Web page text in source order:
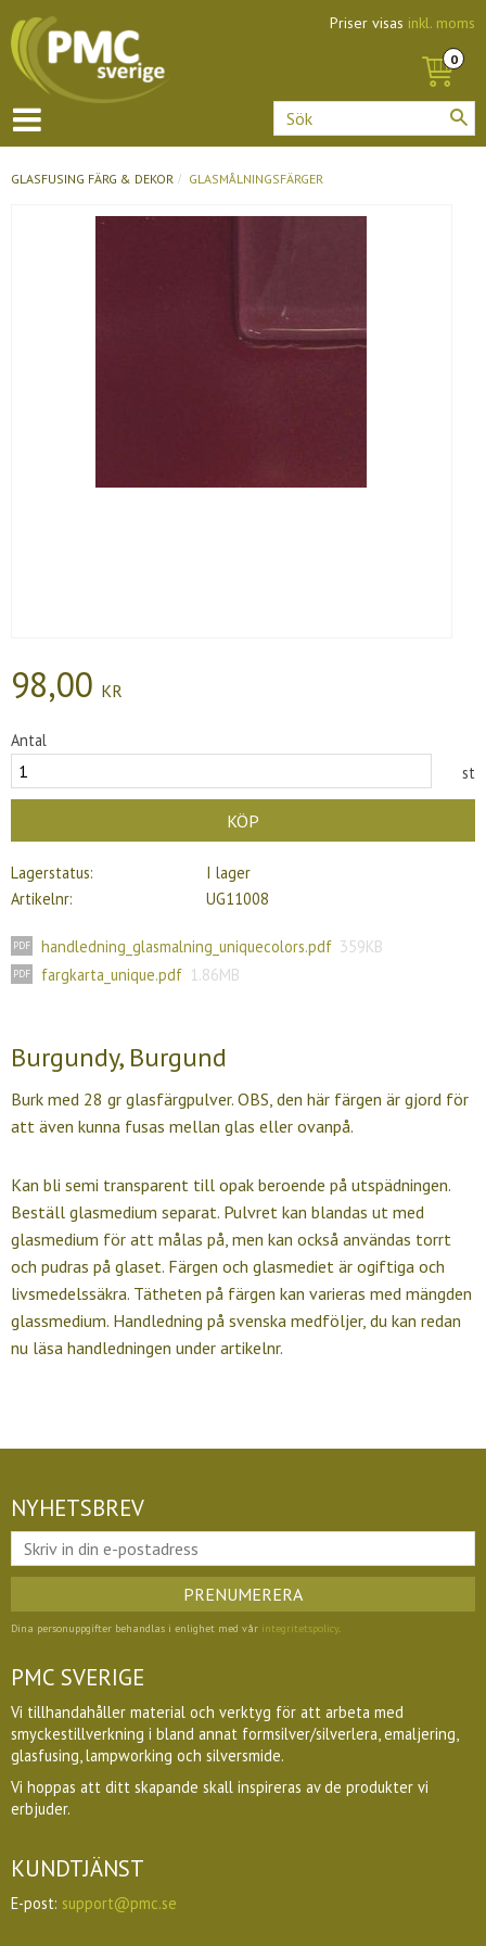
Priser visas inkl. moms
GLASFUSING FÄRG & DEKOR GLASMÅLNINGSFÄRGER
98,00 KR
Antal
st
KÖP
Lagerstatus
I lager
Artikelnr
UG11008
handledning_glasmalning_uniquecolors.pdf 359KB
fargkarta_unique.pdf 1.86MB
Burgundy, Burgund
Burk med 28 gr glasfärgpulver. OBS, den här färgen är gjord för
att även kunna fusas mellan glas eller ovanpå.
Kan bli semi transparent till opak beroende på utspädningen.
Beställ glasmedium separat. Pulvret kan blandas ut med
glasmedium för att målas på, men kan också användas torrt
och pudras på glaset. Färgen och glasmediet är ogiftiga och
livsmedelssäkra. Tätheten på färgen kan varieras med mängden
glassmedium. Handledning på svenska medföljer, du kan redan
nu läsa handledningen under artikelnr.
NYHETSBREV
PRENUMERERA
Dina personuppgifter behandlas i enlighet med vår integritetspolicy
PMC SVERIGE
Vi tillhandahåller material och verktyg för att arbeta med
smyckestillverkning i bland annat formsilver/silverlera, emaljering,
glasfusing, lampworking och silversmide.
Vi hoppas att ditt skapande skall inspireras av de produkter vi
erbjuder.
KUNDTJÄNST
E-post: support@pmc.se